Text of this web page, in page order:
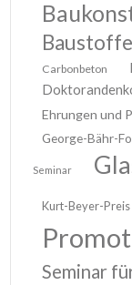
Baustoffe
Carbonbeton
Ehrungen und
George-Bähr-
Seminar
Kurt-Beyer-Preis
Seminar